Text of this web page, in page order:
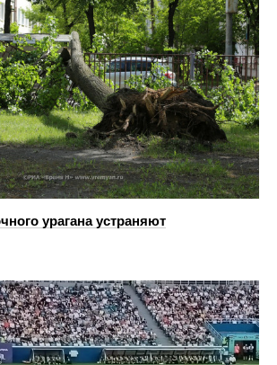
урагана устраняют